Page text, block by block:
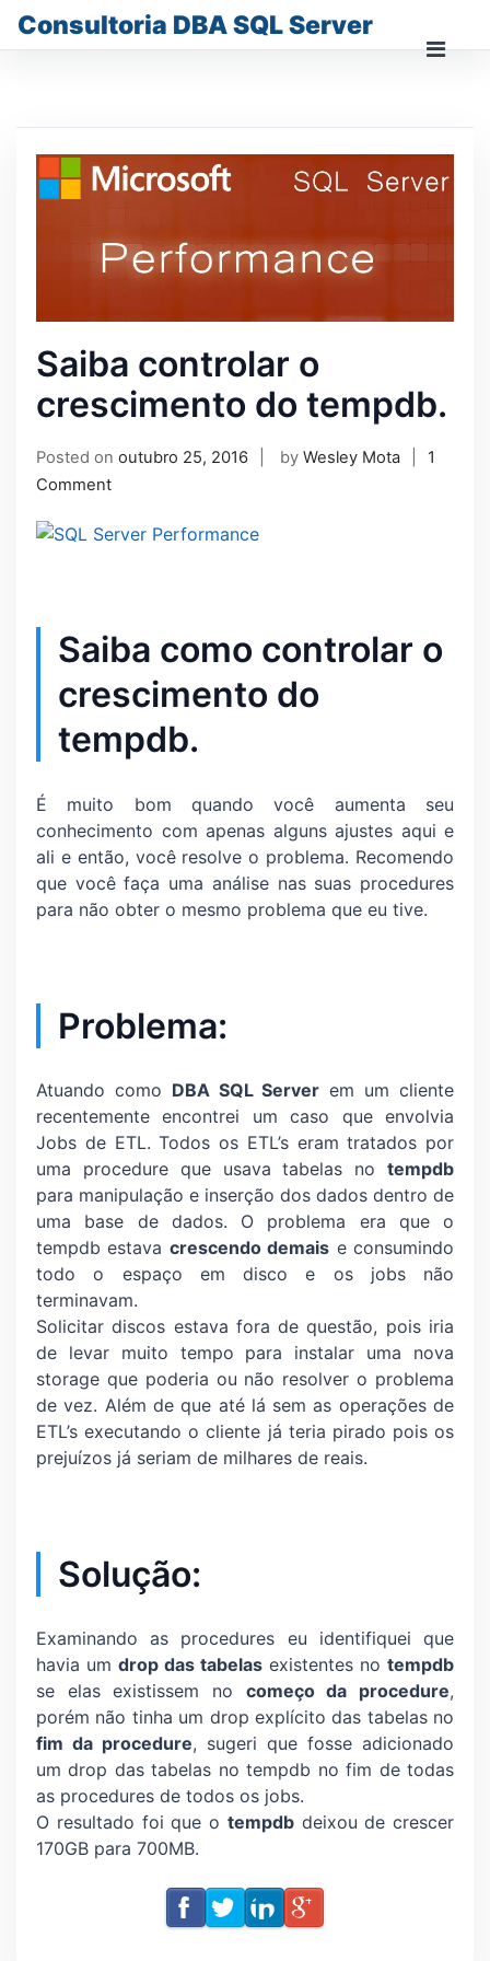
content
Consultoria DBA SQL Server
Saiba controlar o
crescimento do tempdb.
Posted on outubro 25, 2016 by Wesley Mota
1
Comment
Saiba como controlar o
crescimento do
tempdb.
É muito bom quando você aumenta seu
conhecimento com apenas alguns ajustes aqui e
ali e então, você resolve o problema. Recomendo
que você faça uma análise nas suas procedures
para não obter o mesmo problema que eu tive.
Problema:
Atuando como DBA SQL Server em um cliente
recentemente encontrei um caso que envolvia
Jobs de ETL. Todos os ETL’s eram tratados por
uma procedure que usava tabelas no tempdb
para manipulação e inserção dos dados dentro de
uma base de dados. O problema era que o
tempdb estava crescendo demais e consumindo
todo o espaço em disco e os jobs não
terminavam.
Solicitar discos estava fora de questão, pois iria
de levar muito tempo para instalar uma nova
storage que poderia ou não resolver o problema
de vez. Além de que até lá sem as operações de
ETL’s executando o cliente já teria pirado pois os
prejuízos já seriam de milhares de reais.
Solução:
Examinando as procedures eu identifiquei que
havia um drop das tabelas existentes no tempdb
se elas existissem no começo da procedure,
porém não tinha um drop explícito das tabelas no
fim da procedure, sugeri que fosse adicionado
um drop das tabelas no tempdb no fim de todas
as procedures de todos os jobs.
O resultado foi que o tempdbdeixou de crescer
170GB para 700MB.